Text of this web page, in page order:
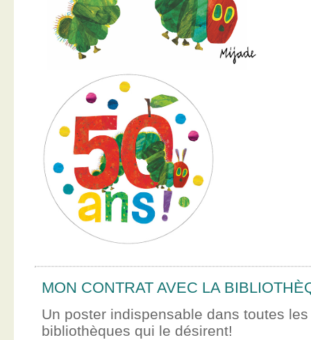
MON CONTRAT AVEC LA
Un poster indispensable dans toutes
bibliothèques qui le désirent!